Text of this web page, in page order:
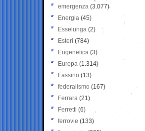
emergenza (3.077)
Energia (45)
Esselunga (2)
Esteri (784)
Eugenetica (3)
Europa (1.314)
Fassino (13)
federalismo (167)
Ferrara (21)
Ferretti (6)
ferrovie (133)